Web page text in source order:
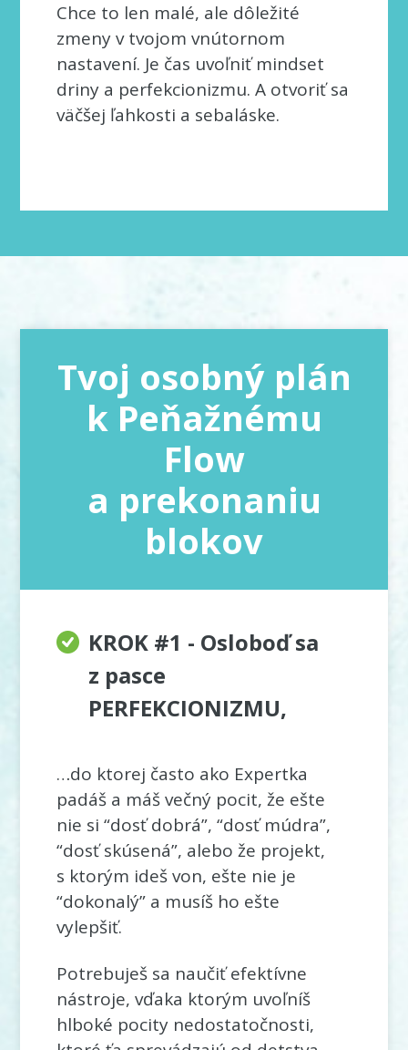
Chce to len malé, ale dôležité
zmeny v tvojom vnútornom
nastavení. Je čas uvoľniť mindset
driny a perfekcionizmu. A otvoriť sa
väčšej ľahkosti a sebaláske.
Tvoj osobný plán
k Peňažnému
Flow
a prekonaniu
blokov
KROK #1 - Osloboď sa
z pasce
PERFEKCIONIZMU,
…do ktorej často ako Expertka
padáš a máš večný pocit, že ešte
nie si “dosť dobrá”, “dosť múdra”,
“dosť skúsená”, alebo že projekt,
s ktorým ideš von, ešte nie je
“dokonalý” a musíš ho ešte
vylepšiť.
Potrebuješ sa naučiť efektívne
nástroje, vďaka ktorým uvoľníš
hlboké pocity nedostatočnosti,